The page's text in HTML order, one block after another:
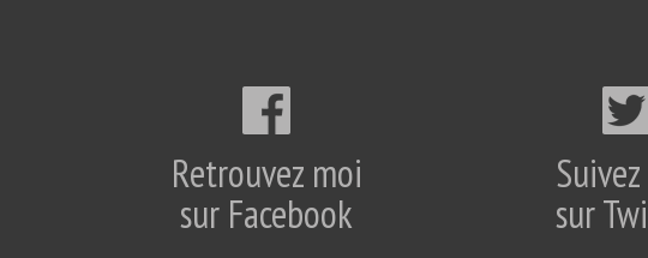
Retrouvez moi
sur Facebook
sur